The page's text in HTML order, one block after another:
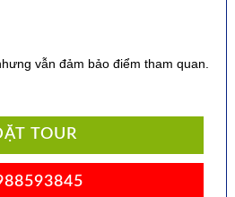
vẫn đảm bảo điểm tham quan.
TOUR